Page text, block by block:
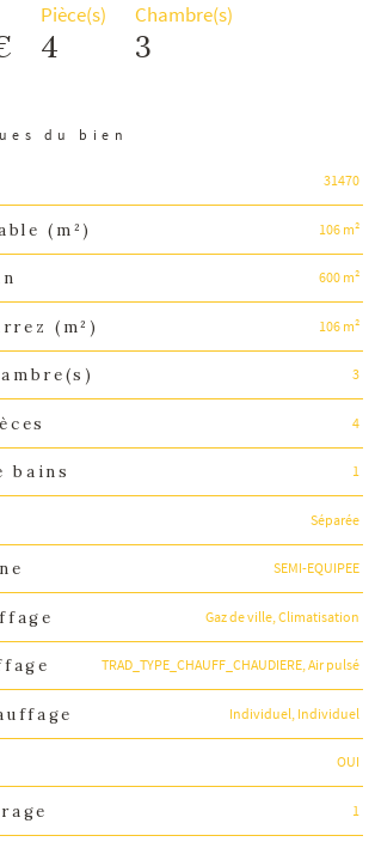
Pièce(s)
4
Chambre(s)
3
du bien
31470
(m²) 106 m²
600 m²
(m²) 106 m²
3
4
bains 1
Séparée
SEMI-EQUIPEE
Gaz de ville, Climatisation
TRAD_TYPE_CHAUFF_CHAUDIERE, Air pulsé
Individuel, Individuel
OUI
1